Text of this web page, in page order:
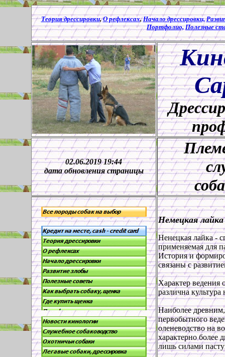
Теория дрессировки,О рефлексах,Начало дрессировки,
Портфолио, Полезные
02.06.2019 19:44
дата обновления страницы
Немецкая лайка
Ненецкая лайка -
применяемая для
История и
связаны с
Характер ведения
различна
Наиболее
первобытного
оленеводство на
характерно более
лишь силами